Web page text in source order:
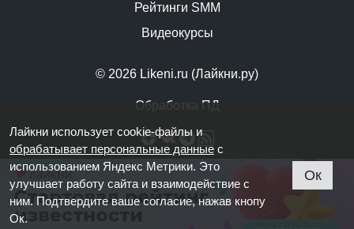
© 2026 Likeni.ru (Лайкни.ру)
Обработка ПД
Рейтинги SMM
Видеокурсы
Лайкни использует cookie-файлы и
обрабатывает персональные данные с
использованием Яндекс Метрики. Это
улучшает работу сайта и взаимодействие с
ним. Подтвердите ваше согласие, нажав кнопу
Ок.
Ок